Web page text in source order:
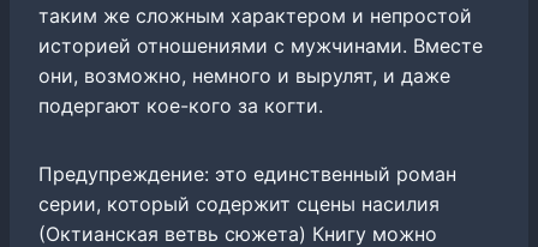
таким же сложным характером и непростой
историей отношениями с мужчинами. Вместе
они, возможно, немного и вырулят, и даже
подергают кое-кого за когти.
Предупреждение: это единственный роман
серии, который содержит сцены насилия
(Октианская ветвь сюжета) Книгу можно